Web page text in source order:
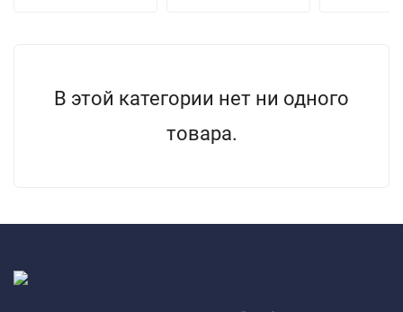
В этой категории нет ни одного
товара.